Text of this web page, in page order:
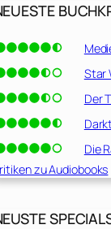
Star
Der
Die
zu Audiobooks